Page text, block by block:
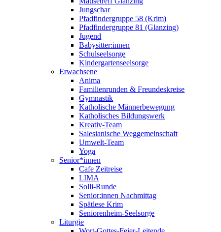
Jungschar
Pfadfindergruppe 58 (Krim)
Pfadfindergruppe 81 (Glanzing)
Jugend
Babysitter:innen
Schulseelsorge
Kindergartenseelsorge
Erwachsene
Anima
Familienrunden & Freundeskreise
Gymnastik
Katholische Männerbewegung
Katholisches Bildungswerk
Kreativ-Team
Salesianische Weggemeinschaft
Umwelt-Team
Yoga
Senior*innen
Cafe Zeitreise
LIMA
Solli-Runde
Senior:innen Nachmittag
Spätlese Krim
Seniorenheim-Seelsorge
Liturgie